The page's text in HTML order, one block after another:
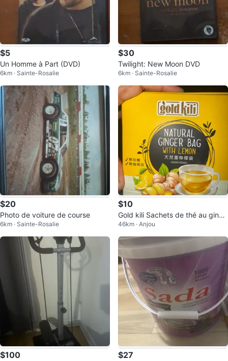
$5
Un Homme à Part (DVD)
6km · Sainte-Rosalie
$30
Twilight: New Moon DVD
6km · Sainte-Rosalie
$20
Photo de voiture de course
6km · Sainte-Rosalie
$10
Gold kili Sachets de thé au ginge
mbre et citron naturels
46km · Anjou
$100 $27